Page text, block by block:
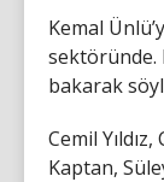
Kemal
sektöründe.
bakarak
Cemil
Kaptan,